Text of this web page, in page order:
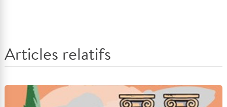
Articles relatifs